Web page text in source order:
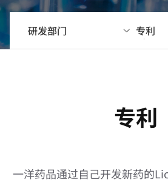
经
理
念
领
域
主
研发部门 专利
专利
一洋药品通过自己开发新药的